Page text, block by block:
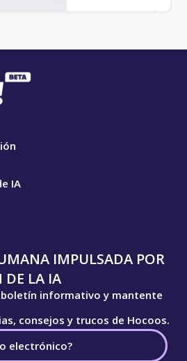
IA
IMPULSADA POR
DE LA IA
informativo y mantente
consejos y trucos de Hocoos.